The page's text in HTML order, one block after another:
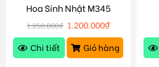
Hoa Sinh Nhật M345
1.250.000₫ 1.200.000₫
Chi tiết
Giỏ hàng